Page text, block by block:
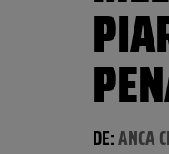
DE:ANCA